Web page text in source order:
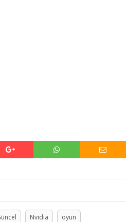
Nvidia oyun